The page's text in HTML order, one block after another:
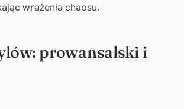
wrażenia chaosu.
prowansalski i